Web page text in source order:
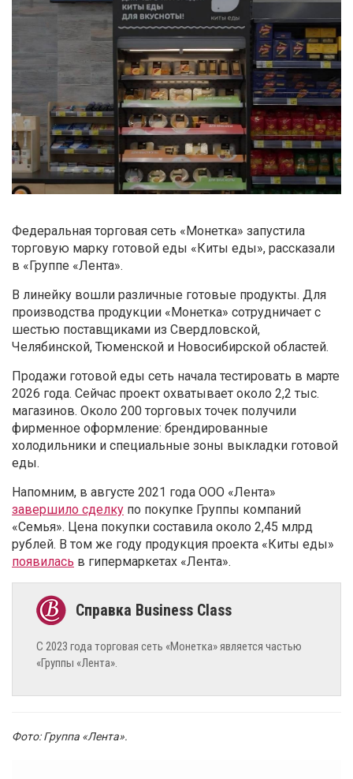
Федеральная торговая сеть «Монетка» запустила
торговую марку готовой еды «Киты еды», рассказали
в «Группе «Лента».
В линейку вошли различные готовые продукты. Для
производства продукции «Монетка» сотрудничает с
шестью поставщиками из Свердловской,
Челябинской, Тюменской и Новосибирской областей.
Продажи готовой еды сеть начала тестировать в марте
2026 года. Сейчас проект охватывает около 2,2 тыс.
магазинов. Около 200 торговых точек получили
фирменное оформление: брендированные
холодильники и специальные зоны выкладки готовой
еды.
Напомним, в августе 2021 года ООО «Лента»
завершило сделку по покупке Группы компаний
«Семья». Цена покупки составила около 2,45 млрд
рублей. В том же году продукция проекта «Киты еды»
появилась в гипермаркетах «Лента».
С 2023 года торговая сеть «Монетка» является частью
«Группы «Лента».
Фото: Группа «Лента».